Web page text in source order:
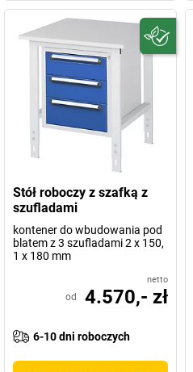
Stół roboczy z szafką z
szufladami
kontener do wbudowania pod
blatem z 3 szufladami 2 x 150,
1 x 180 mm
netto
od 4.570,- zł
6-10 dni roboczych